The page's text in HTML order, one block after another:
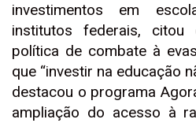
investimentos em
institutos federais, citou
política de combate à
que “investir na educação
destacou o programa
ampliação do acesso à